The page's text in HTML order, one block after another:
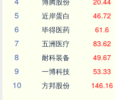
5 近岸蛋白 46.72
6 毕得医药 61.6
7 五洲医疗 83.62
8 耐科装备 49.67
9 一博科技 53.33
10 方邦股份 146.16